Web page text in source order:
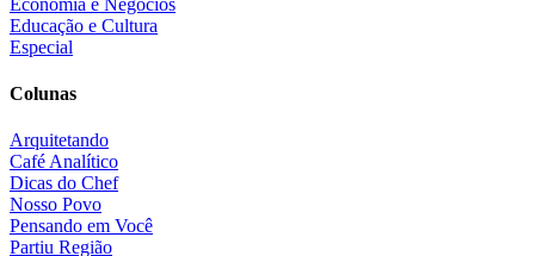
Educação e Cultura
Especial
Colunas
Arquitetando
Café Analítico
Dicas do Chef
Nosso Povo
Pensando em Você
Partiu Região